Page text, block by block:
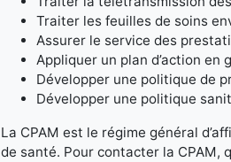
Traiter les feuilles de soins
Assurer le service des
Appliquer un plan d’action
Développer une politique de
Développer une politique
La CPAM est le régime général
de santé. Pour contacter la CPAM,